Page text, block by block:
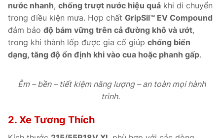
nước nhanh, chống trượt nước hiệu quả khi di chuyển
trong điều kiện mưa. Hợp chất GripSil™ EV Compound
đảm bảo độ bám vững trên cả đường khô và ướt,
trong khi thành lốp được gia cố giúp chống biến
dạng, tăng độ ổn định khi vào cua hoặc phanh gấp.
Êm – bền – tiết kiệm năng lượng – an toàn mọi hành
trình.
2. Xe Tương Thích